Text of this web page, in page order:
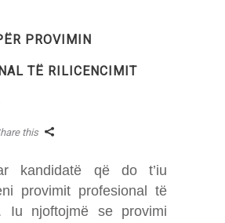
PROVIMIN
TË RILICENCIMIT
this
kandidatë që do t’iu
provimit profesional të
Iu njoftojmë se provimi